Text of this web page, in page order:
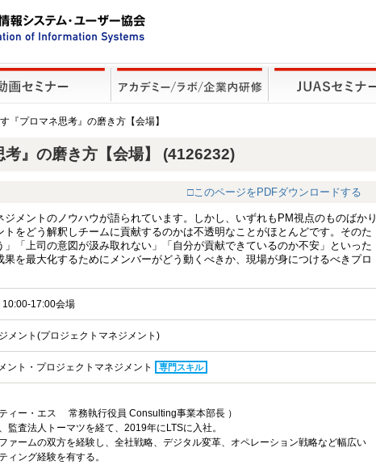
『プロマネ思考』の磨き方【会場】
』の磨き方【会場】 (4126232)
□このページをPDFダウンロードする
メントのノウハウが語られています。しかし、いずれもPM視点のものばかり
をどう解釈しチームに貢献するのかは不透明なことがほとんどです。そのた
「上司の意図が汲み取れない」「自分が貢献できているのか不安」といった
を最大化するためにメンバーがどう動くべきか、現場が身につけるべきプロ
17:00会場
メント(プロジェクトマネジメント)
ント・プロジェクトマネジメント 専門スキル
ティー・エス 常務執行役員 Consulting事業本部長 ）
監査法人トーマツを経て、2019年にLTSに入社。
ァームの双方を経験し、全社戦略、デジタル変革、オペレーション戦略など幅広い
ィング経験を有する。